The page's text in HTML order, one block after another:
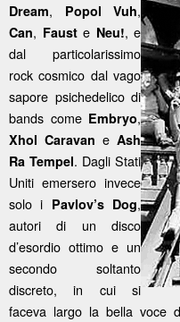
Dream, Popol Vuh,
Can, Fauste Neu!, e
dal particolarissimo
rock cosmico dal vago
sapore psichedelico di
bands come Embryo,
Xhol Caravan e Ash
Ra Tempel. Dagli Stati
Uniti emersero invece
solo i Pavlov’s Dog,
autori di un disco
d’esordio ottimo e un
secondo soltanto
discreto, in cui si
faceva largo la bella voce